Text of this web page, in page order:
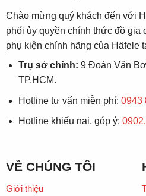
Chào mừng quý khách đến với
phối ủy quyền chính thức đồ gia
phụ kiện chính hãng của Häfele
Trụ sở chính: 9 Đoàn Văn
TP.HCM.
Hotline tư vấn miễn phí: 0943
Hotline khiếu nại, góp ý:
VỀ CHÚNG TÔI
Giới thiệu